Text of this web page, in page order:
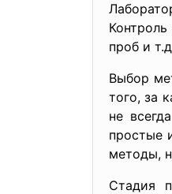
проб и
Выбор
того, за
не
простые
методы,
Стадия